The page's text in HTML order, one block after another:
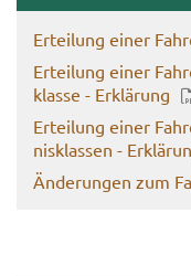
Er­tei­lung einer
Er­tei­lung einer
klas­se - Er­klä­rung
Er­tei­lung einer
nis­klas­sen -
Än­de­run­gen zum